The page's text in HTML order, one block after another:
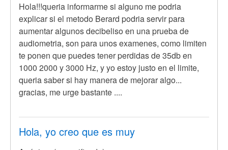
Hola!!!queria informarme si alguno me podria
explicar si el metodo Berard podria servir para
aumentar algunos decibeliso en una prueba de
audiometria, son para unos examenes, como limiten
te ponen que puedes tener perdidas de 35db en
1000 2000 y 3000 Hz, y yo estoy justo en el limite,
queria saber si hay manera de mejorar algo...
gracias, me urge bastante ....
Hola, yo creo que es muy